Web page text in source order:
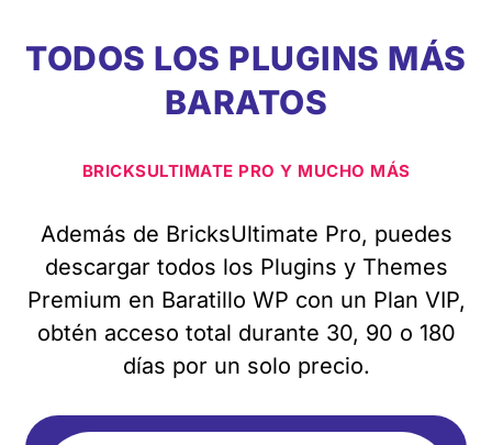
TODOS LOS PLUGINS MÁS
BARATOS
BRICKSULTIMATE PRO Y MUCHO MÁS
Además de BricksUltimate Pro, puedes
descargar todos los Plugins y Themes
Premium en Baratillo WP con un Plan VIP,
obtén acceso total durante 30, 90 o 180
días por un solo precio.